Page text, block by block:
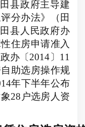
县政府主导建
分办法》（田
县人民政府办
住房申请准入
办〔 2014 〕 11
助选房操作规
年下半年公布
28 户选房人资